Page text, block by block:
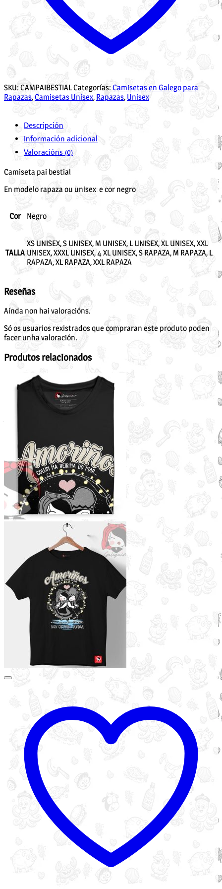
SKU:CAMPAIBESTIALCategorías: Camisetas en Galego para
Rapazas,Camisetas Unisex, Rapazas, Unisex
Descripción
Información adicional
Valoracións (0)
Camiseta pai bestial
En modelo rapaza ou unisex e cor negro
Cor Negro
TALLA
XS UNISEX, S UNISEX, M UNISEX, L UNISEX, XL UNISEX, XXL
UNISEX, XXXL UNISEX, 4 XL UNISEX, S RAPAZA, M RAPAZA, L
RAPAZA, XL RAPAZA, XXL RAPAZA
Reseñas
Aínda non hai valoracións.
Só os usuarios rexistrados que compraran este produto poden
facer unha valoración.
Produtos relacionados